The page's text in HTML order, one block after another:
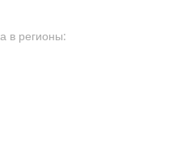
в регионы: